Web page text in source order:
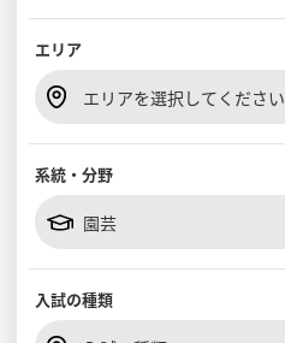
見学会WEB手引書
エリア
エリアを選択してください
系統・分野
園芸
入試の種類